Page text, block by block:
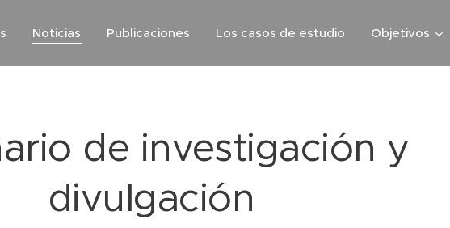
Noticias Publicaciones Los casos de estudio Objetivos
de investigación y
divulgación